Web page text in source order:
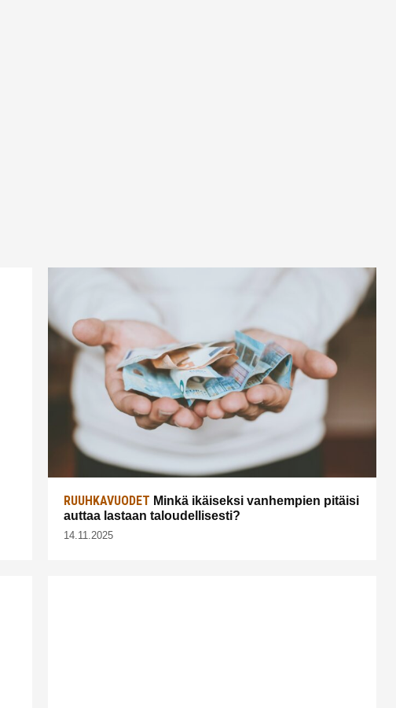
RUUHKAVUODET Minkä ikäiseksi vanhempien pitäisi
auttaa lastaan taloudellisesti?
14.11.2025